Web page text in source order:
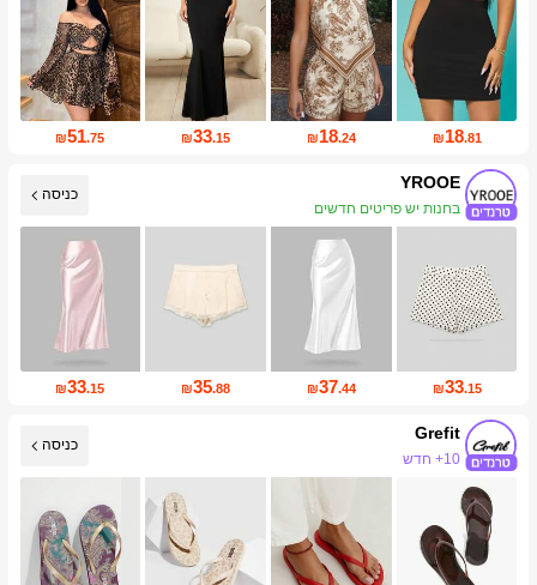
₪18.81
₪18.24
₪33.15
₪51.75
YROOE
27K עוקבים
כניסה
₪33.15
₪37.44
₪35.88
₪33.15
Grefit
27K עוקבים
כניסה